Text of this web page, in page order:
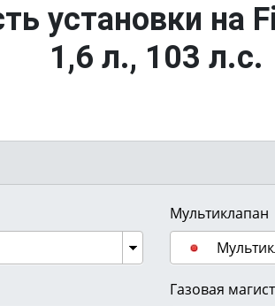
установки на
1,6 л., 103 л.с.
Мультиклапан
Газовая